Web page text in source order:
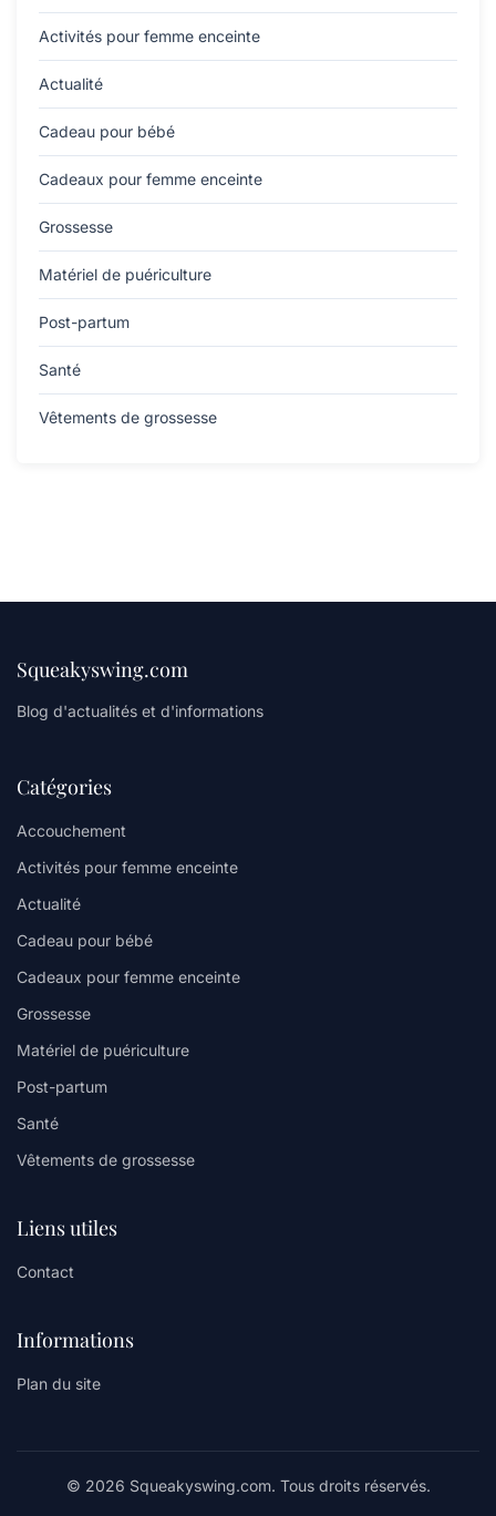
Activités pour femme enceinte
Actualité
Cadeau pour bébé
Cadeaux pour femme enceinte
Grossesse
Matériel de puériculture
Post-partum
Santé
Vêtements de grossesse
Squeakyswing.com
Blog d'actualités et d'informations
Catégories
Accouchement
Activités pour femme enceinte
Actualité
Cadeau pour bébé
Cadeaux pour femme enceinte
Grossesse
Matériel de puériculture
Post-partum
Santé
Vêtements de grossesse
Liens utiles
Contact
Informations
Plan du site
© 2026 Squeakyswing.com. Tous droits réservés.